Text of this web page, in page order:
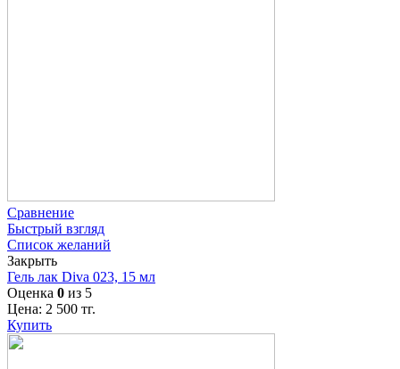
Сравнение
Быстрый взгляд
Список желаний
Закрыть
Гель лак Diva 023, 15 мл
Оценка 0 из 5
Цена: 2 500 тг.
Купить